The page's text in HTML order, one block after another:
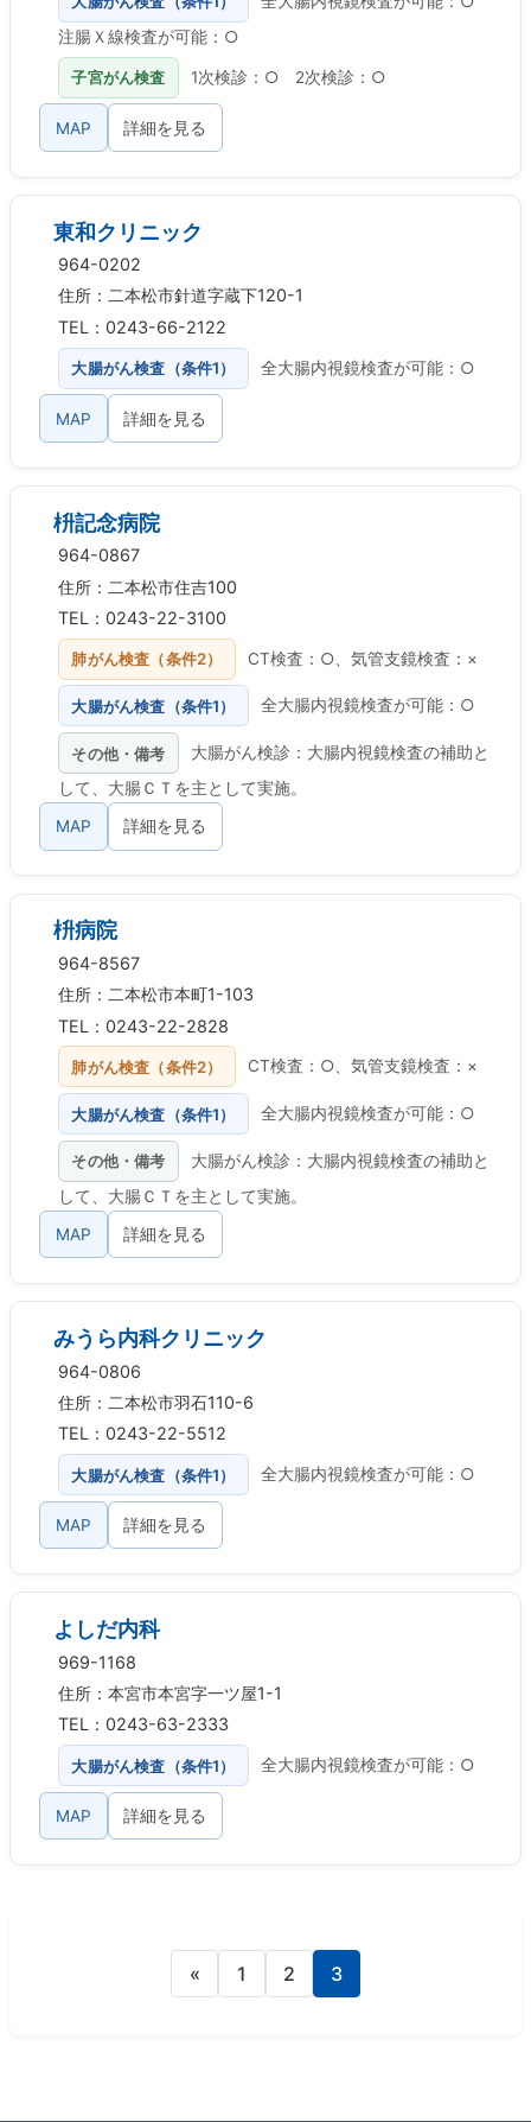
注腸Ｘ線検査が可能：○
子宮がん検査 1次検診：○ 2次検診：○
MAP 詳細を見る
東和クリニック
964-0202
住所：二本松市針道字蔵下120-1
TEL：0243-66-2122
大腸がん検査（条件1） 全大腸内視鏡検査が可能：○
MAP 詳細を見る
枡記念病院
964-0867
住所：二本松市住吉100
TEL：0243-22-3100
肺がん検査（条件2） CT検査：○、気管支鏡検査：×
大腸がん検査（条件1） 全大腸内視鏡検査が可能：○
その他・備考
大腸がん検診：大腸内視鏡検査の補助と
して、大腸ＣＴを主として実施。
MAP 詳細を見る
枡病院
964-8567
住所：二本松市本町1-103
TEL：0243-22-2828
肺がん検査（条件2） CT検査：○、気管支鏡検査：×
大腸がん検査（条件1） 全大腸内視鏡検査が可能：○
その他・備考
大腸がん検診：大腸内視鏡検査の補助と
して、大腸ＣＴを主として実施。
MAP 詳細を見る
みうら内科クリニック
964-0806
住所：二本松市羽石110-6
TEL：0243-22-5512
大腸がん検査（条件1） 全大腸内視鏡検査が可能：○
MAP 詳細を見る
よしだ内科
969-1168
住所：本宮市本宮字一ツ屋1-1
TEL：0243-63-2333
大腸がん検査（条件1） 全大腸内視鏡検査が可能：○
MAP 詳細を見る
« 1 2 3